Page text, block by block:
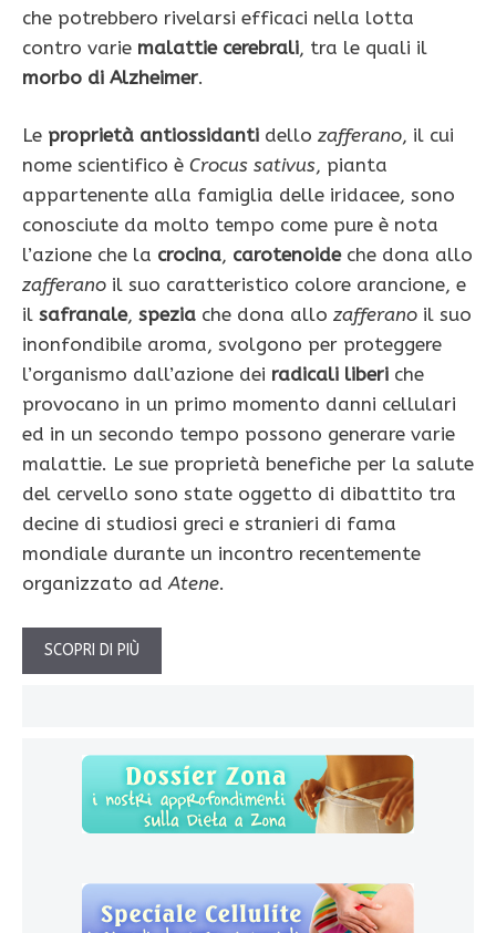
che potrebbero rivelarsi efficaci nella lotta
contro varie malattie cerebrali, tra le quali il
morbo di Alzheimer.
Le proprietà antiossidanti dello zafferano, il cui
nome scientifico è Crocus sativus, pianta
appartenente alla famiglia delle iridacee, sono
conosciute da molto tempo come pure è nota
l’azione che la crocina, carotenoideche dona allo
zafferano il suo caratteristico colore arancione, e
il safranale, spezia che dona allo zafferano il suo
inonfondibile aroma, svolgono per proteggere
l’organismo dall’azione dei radicali liberi che
provocano in un primo momento danni cellulari
ed in un secondo tempo possono generare varie
malattie. Le sue proprietà benefiche per la salute
del cervello sono state oggetto di dibattito tra
decine di studiosi greci e stranieri di fama
mondiale durante un incontro recentemente
organizzato adAtene.
SCOPRI DI PIÙ